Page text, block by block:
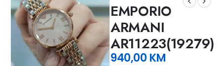
EMPORIO
ARMANI
AR11223(19279)
940,00 KM